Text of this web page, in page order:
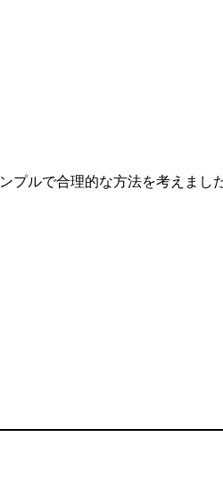
ルで合理的な方法を考えまし